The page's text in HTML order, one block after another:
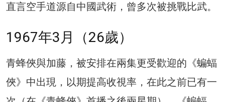
直言空手道源自中國武術，曾多次被挑戰比武。
1967年3月（26歲）
青蜂俠與加藤，被安排在兩集更受歡迎的《蝙蝠
俠》中出現，以期提高收視率，在此之前已有一